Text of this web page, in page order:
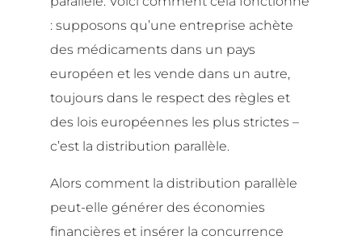
: supposons qu’une entreprise achète
des médicaments dans un pays
européen et les vende dans un autre,
toujours dans le respect des règles et
des lois européennes les plus strictes –
c’est la distribution parallèle.
Alors comment la distribution parallèle
peut-elle générer des économies
financières et insérer la concurrence